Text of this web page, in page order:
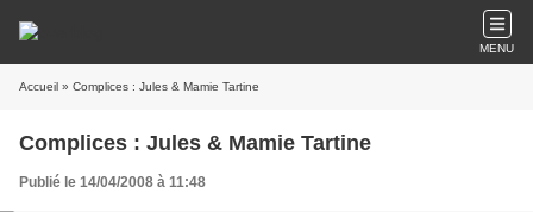
MENU
Accueil » Complices : Jules & Mamie Tartine
Complices : Jules & Mamie Tartine
Publié le 14/04/2008 à 11:48